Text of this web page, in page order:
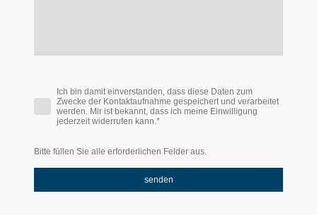
Ich bin damit einverstanden, dass diese Daten zum
Zwecke der Kontaktaufnahme gespeichert und verarbeitet
werden. Mir ist bekannt, dass ich meine Einwilligung
jederzeit widerrufen kann.*
Bitte füllen Sie alle erforderlichen Felder aus.
senden